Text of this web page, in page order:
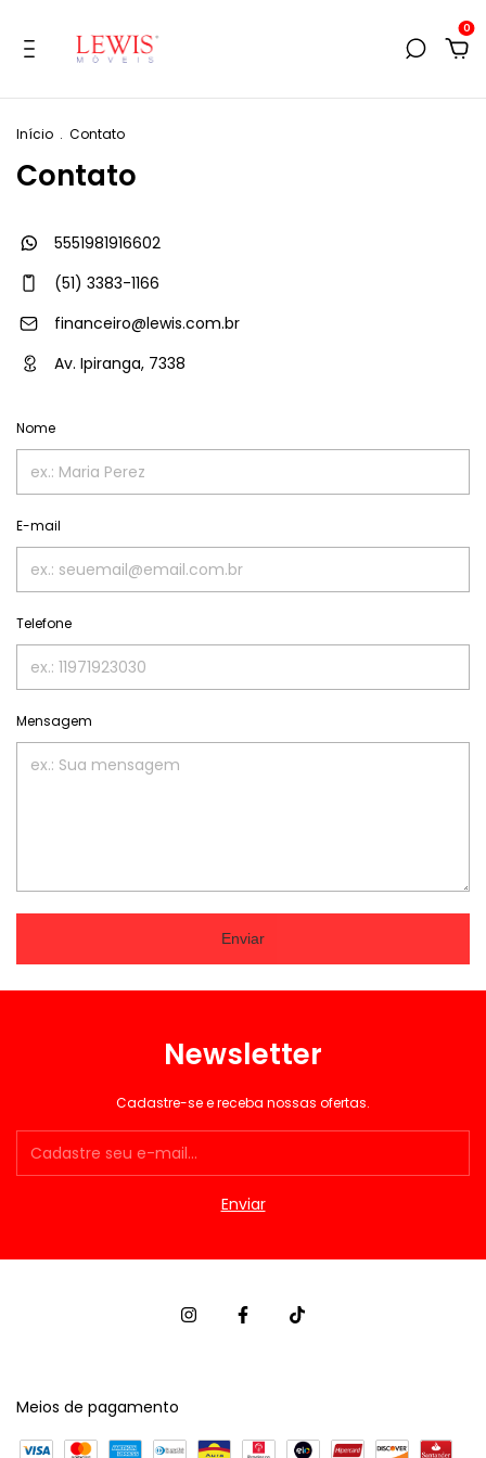
0
Início . Contato
Contato
5551981916602
(51) 3383-1166
financeiro@lewis.com.br
Av. Ipiranga, 7338
Nome
E-mail
Telefone
Mensagem
Enviar
Newsletter
Cadastre-se e receba nossas ofertas.
Meios de pagamento